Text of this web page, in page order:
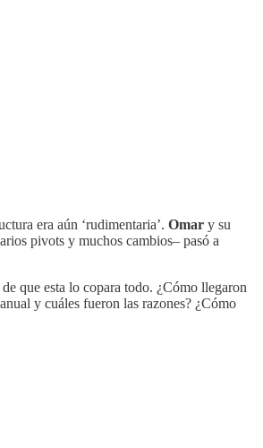
era aún ‘rudimentaria’. Omar y su
pivots y muchos cambios– pasó a
que esta lo copara todo. ¿Cómo llegaron
y cuáles fueron las razones? ¿Cómo